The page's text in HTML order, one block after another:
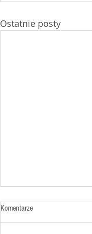
Ostatnie posty
Komentarze